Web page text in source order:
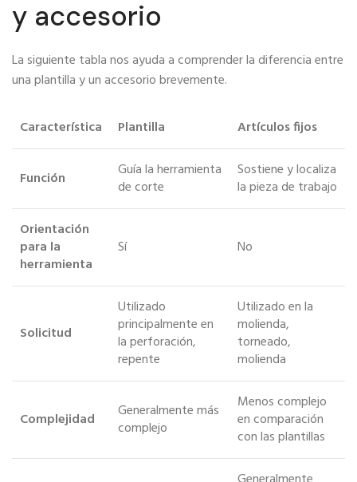
y accesorio
La siguiente tabla nos ayuda a comprender la diferencia entre
una plantilla y un accesorio brevemente.
Característica Plantilla Artículos fijos
Función
Guía la herramienta
de corte
Sostiene y localiza
la pieza de trabajo
Orientación
para la
herramienta
Sí No
Solicitud
Utilizado
principalmente en
la perforación,
repente
Utilizado en la
molienda,
torneado,
molienda
Complejidad
Generalmente más
complejo
Menos complejo
en comparación
con las plantillas